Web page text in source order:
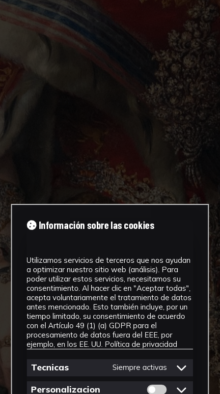
Información sobre las cookies
Utilizamos servicios de terceros que nos ayudan
a optimizar nuestro sitio web (análisis). Para
poder utilizar estos servicios, necesitamos su
consentimiento. Al hacer clic en "Aceptar todas",
acepta voluntariamente el tratamiento de datos
antes mencionado. Esto también incluye, por un
tiempo limitado, su consentimiento de acuerdo
con el Artículo 49 (1) (a) GDPR para el
procesamiento de datos fuera del EEE, por
ejemplo, en los EE. UU. Política de privacidad
Tecnicas Siempre activas
Personalizacion Permitir cookies